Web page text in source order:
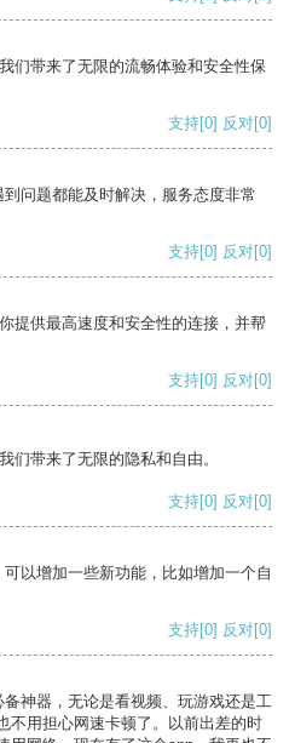
们带来了无限的流畅体验和安全性保
支持[0] 反对[0]
问题都能及时解决，服务态度非常
支持[0] 反对[0]
提供最高速度和安全性的连接，并帮
支持[0] 反对[0]
们带来了无限的隐私和自由。
支持[0] 反对[0]
以增加一些新功能，比如增加一个自
支持[0] 反对[0]
神器，无论是看视频、玩游戏还是工
不用担心网速卡顿了。以前出差的时